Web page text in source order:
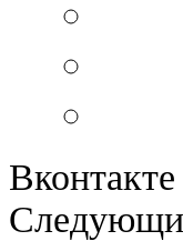
Вконтакте